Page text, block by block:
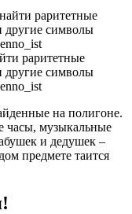
раритетные
другие символы
на полигоне.
часы, музыкальные
и дедушек –
предмете таится